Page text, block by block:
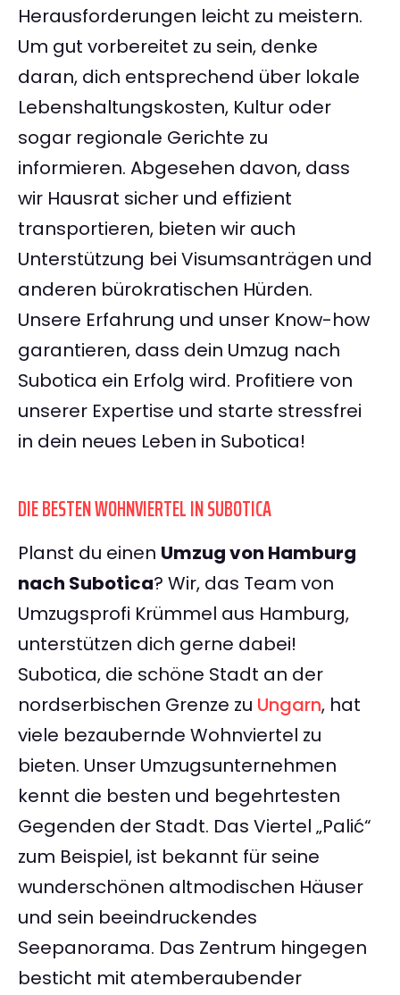
Herausforderungen leicht zu meistern.
Um gut vorbereitet zu sein, denke
daran, dich entsprechend über lokale
Lebenshaltungskosten, Kultur oder
sogar regionale Gerichte zu
informieren. Abgesehen davon, dass
wir Hausrat sicher und effizient
transportieren, bieten wir auch
Unterstützung bei Visumsanträgen und
anderen bürokratischen Hürden.
Unsere Erfahrung und unser Know-how
garantieren, dass dein Umzug nach
Subotica ein Erfolg wird. Profitiere von
unserer Expertise und starte stressfrei
in dein neues Leben in Subotica!
DIE BESTEN WOHNVIERTEL IN SUBOTICA
Planst du einen Umzug von Hamburg
nach Subotica? Wir, das Team von
Umzugsprofi Krümmel aus Hamburg,
unterstützen dich gerne dabei!
Subotica, die schöne Stadt an der
nordserbischen Grenze zu Ungarn, hat
viele bezaubernde Wohnviertel zu
bieten. Unser Umzugsunternehmen
kennt die besten und begehrtesten
Gegenden der Stadt. Das Viertel „Palić“
zum Beispiel, ist bekannt für seine
wunderschönen altmodischen Häuser
und sein beeindruckendes
Seepanorama. Das Zentrum hingegen
besticht mit atemberaubender